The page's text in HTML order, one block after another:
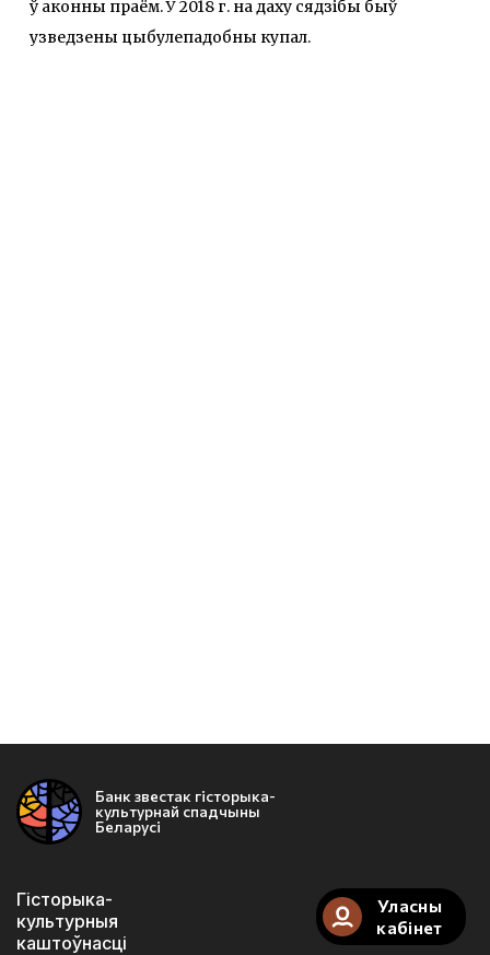
ў аконны праём. У 2018 г. на даху сядзібы быў
узведзены цыбулепадобны купал.
Банк звестак гісторыка-
культурнай спадчыны
Беларусі
Гісторыка-
культурныя
каштоўнасці
Уласны
кабінет